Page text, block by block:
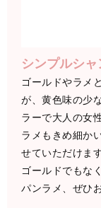
シンプルシ
ゴールドやラメ
が、黄色味の少
ラーで大人の女
ラメもきめ細か
せていただけます
ゴールドでもな
パンラメ、ぜひ